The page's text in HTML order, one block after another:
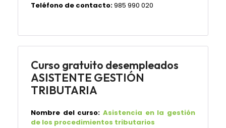
Teléfono de contacto:985 990 020
Curso gratuito desempleados
ASISTENTE GESTIÓN
TRIBUTARIA
Nombre del curso: Asistencia en la gestión
de los procedimientos tributarios